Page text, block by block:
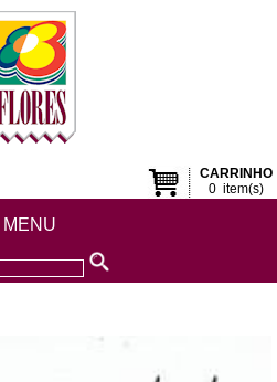
CARRINHO
0item(s)
MENU